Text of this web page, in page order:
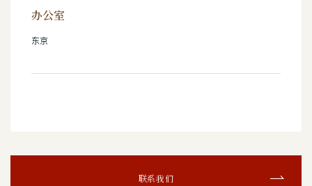
办公室
东京
联系我们